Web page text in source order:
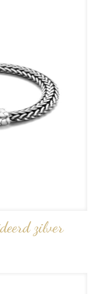
zilver